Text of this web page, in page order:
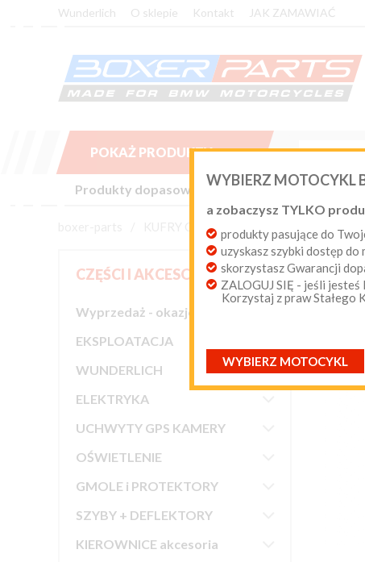
Wunderlich O sklepie Kontakt JAK ZAMAWIAĆ
WYBIERZ MOTOCYKL
a zobaczysz TYLKO
produkty pasujące do
uzyskasz szybki dostęp do
skorzystasz Gwarancji
ZALOGUJ SIĘ - jeśli jesteś
Korzystaj z praw
WYBIERZ MOTOCYKL
POKAŻ PRODUKTY 
Produkty dopasowane do Twojego motocykla
KUFRY CENTRALNE Kappa K49N
CZĘŚCI I AKCESORIA
Wyprzedaż - okazje cenowe
EKSPLOATACJA

WUNDERLICH
ELEKTRYKA
UCHWYTY GPS KAMERY
OŚWIETLENIE
GMOLE i PROTEKTORY
SZYBY + DEFLEKTORY
KIEROWNICE akcesoria